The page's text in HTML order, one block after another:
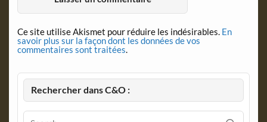
Ce site utilise Akismet pour réduire les indésirables. En
savoir plus sur la façon dont les données de vos
commentaires sont traitées.
Rechercher dans C&O :